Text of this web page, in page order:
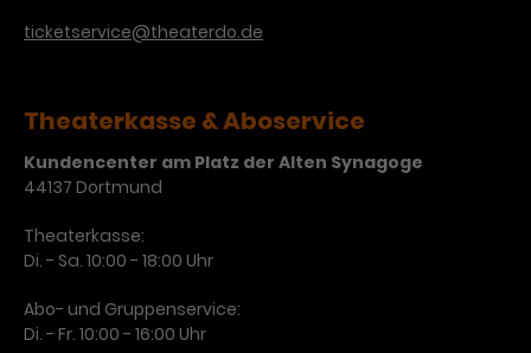
ticketservice@theaterdo.de
Theaterkasse & Aboservice
Kundencenter am Platz der Alten Synagoge
44137 Dortmund
Theaterkasse:
Di. - Sa. 10:00 - 18:00 Uhr
Abo- und Gruppenservice:
Di. - Fr. 10:00 - 16:00 Uhr